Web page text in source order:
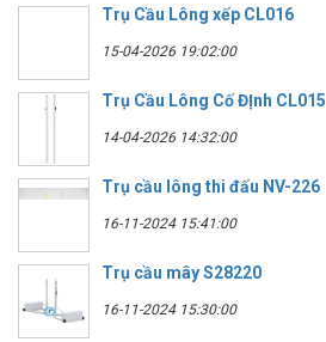
Trụ Cầu Lông xếp CL016
15-04-2026 19:02:00
Trụ Cầu Lông Cố ĐỊnh CL015
14-04-2026 14:32:00
Trụ cầu lông thi đấu NV-226
16-11-2024 15:41:00
Trụ cầu mây S28220
16-11-2024 15:30:00